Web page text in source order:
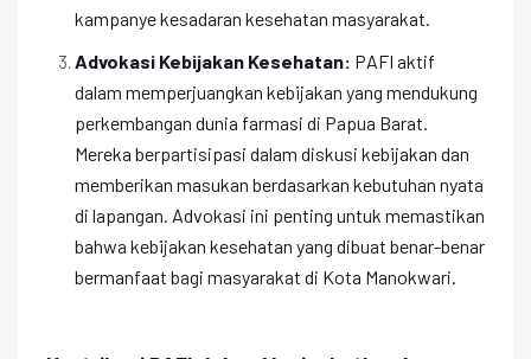
kampanye kesadaran kesehatan masyarakat.
Advokasi Kebijakan Kesehatan: PAFI aktif
dalam memperjuangkan kebijakan yang mendukung
perkembangan dunia farmasi di Papua Barat.
Mereka berpartisipasi dalam diskusi kebijakan dan
memberikan masukan berdasarkan kebutuhan nyata
di lapangan. Advokasi ini penting untuk memastikan
bahwa kebijakan kesehatan yang dibuat benar-benar
bermanfaat bagi masyarakat di Kota Manokwari.